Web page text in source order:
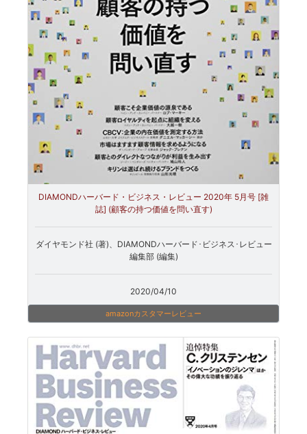
DIAMONDハーバード・ビジネス・レビュー 2020年 5月号 [雑
誌] (顧客の持つ価値を問い直す)
ダイヤモンド社 (著)、DIAMONDハーバード･ビジネス･レビュー
編集部 (編集)
2020/04/10
amazonカスタマーレビュー